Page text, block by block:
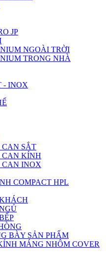
JP
NGOÀI TRỜI
TRONG NHÀ
- INOX
SẮT
KÍNH
INOX
COMPACT HPL
BÀY SẢN PHẨM
MÁNG NHÔM COVER